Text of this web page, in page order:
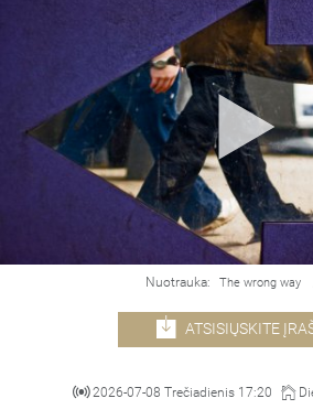
Nuotrauka: The wrong way
ATSISIŲSKITE
2026-07-08 Trečiadienis 17:20